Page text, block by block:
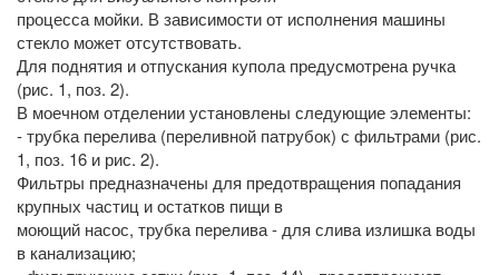
процесса мойки. В зависимости от исполнения машины
стекло может отсутствовать.
Для поднятия и отпускания купола предусмотрена ручка
(рис. 1, поз. 2).
В моечном отделении установлены следующие элементы:
- трубка перелива (переливной патрубок) с фильтрами (рис.
1, поз. 16 и рис. 2).
Фильтры предназначены для предотвращения попадания
крупных частиц и остатков пищи в
моющий насос, трубка перелива - для слива излишка воды
в канализацию;